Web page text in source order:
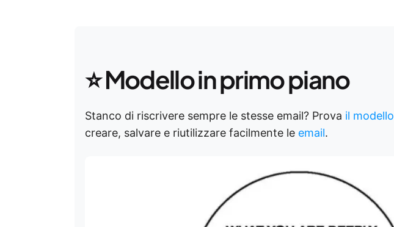
⭐ Modello in primo piano
Stanco di riscrivere sempre le stesse email? Prova il modello
creare, salvare e riutilizzare facilmente le email.